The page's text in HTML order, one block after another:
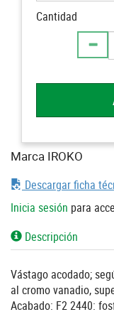
Cantidad
Marca IROKO
Descargar ficha
Inicia sesión para
Descripción
Vástago acodado;
al cromo vanadio,
Acabado: F2 2440: